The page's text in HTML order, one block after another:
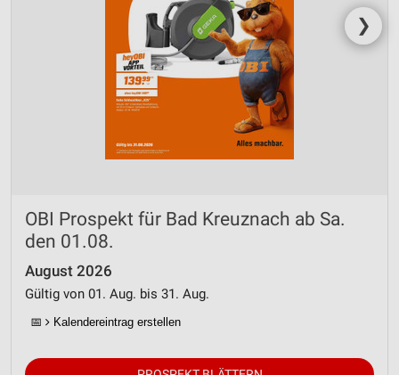
❯
OBI Prospekt für Bad Kreuznach ab Sa.
den 01.08.
August 2026
Gültig von 01. Aug. bis 31. Aug.
📅 Kalendereintrag erstellen